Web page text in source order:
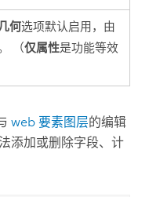
何选项默认启用，由
（仅属性是功能等效
web 要素图层的编辑
添加或删除字段、计